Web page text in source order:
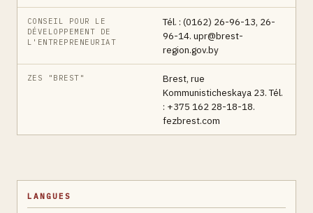
CONSEIL POUR LE
DÉVELOPPEMENT DE
L'ENTREPRENEURIAT
Tél. : (0162) 26-96-13, 26-
96-14. upr@brest-
region.gov.by
ZES "BREST"
Brest, rue
Kommunisticheskaya 23. Tél.
: +375 162 28-18-18.
fezbrest.com
LANGUES